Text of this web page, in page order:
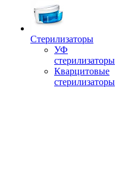
Стерилизаторы
УФ
стерилизаторы
Кварцитовые
стерилизаторы